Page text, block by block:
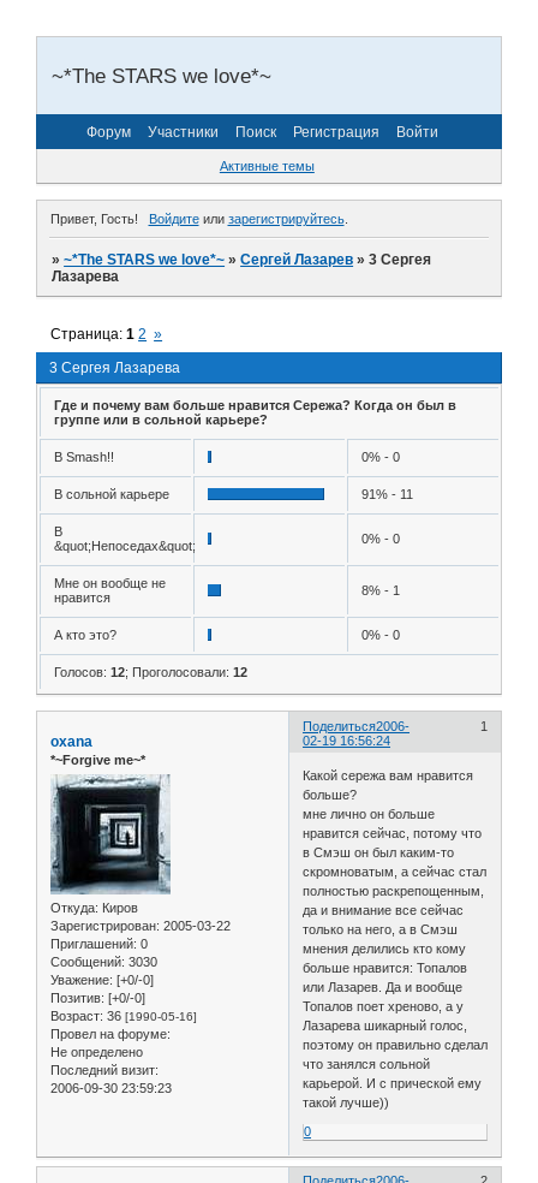
~*The STARS we love*~
Форум Участники Поиск Регистрация Войти
Активные темы
Привет, Гость! Войдитеили зарегистрируйтесь.
»~*The STARS we love*~ »Сергей Лазарев »3 Сергея
Лазарева
3 Сергея Лазарева
Страница:1 2 »
Где и почему вам больше нравится Сережа? Когда он был в
группе или в сольной карьере?
В Smash!! 0% - 0
В сольной карьере 91% - 11
В
&quot;Непоседах&quot;
0% - 0
Мне он вообще не
нравится
8% - 1
А кто это? 0% - 0
Голосов: 12; Проголосовали: 12
Поделиться 1
2006-
02-19 16:56:24
oxana
*~Forgive me~*
Откуда: Киров
Зарегистрирован: 2005-03-22
Приглашений: 0
Сообщений: 3030
Уважение: [+0/-0]
Позитив: [+0/-0]
Возраст: 36 [1990-05-16]
Провел на форуме:
Не определено
Последний визит:
2006-09-30 23:59:23
Какой сережа вам нравится
больше?
мне лично он больше
нравится сейчас, потому что
в Смэш он был каким-то
скромноватым, а сейчас стал
полностью раскрепощенным,
да и внимание все сейчас
только на него, а в Смэш
мнения делились кто кому
больше нравится: Топалов
или Лазарев. Да и вообще
Топалов поет хреново, а у
Лазарева шикарный голос,
поэтому он правильно сделал
что занялся сольной
карьерой. И с прической ему
такой лучше))
0